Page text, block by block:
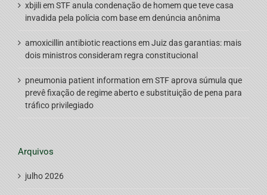
xbjiliemSTF anula condenação de homem que teve casa
invadida pela polícia com base em denúncia anônima
amoxicillin antibiotic reactionsemJuiz das garantias: mais
dois ministros consideram regra constitucional
pneumonia patient information emSTF aprova súmula que
prevê fixação de regime aberto e substituição de pena para
tráfico privilegiado
Arquivos
julho 2026